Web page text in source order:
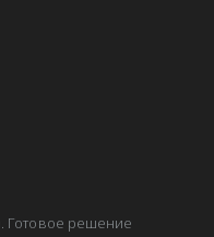
Готовое решение